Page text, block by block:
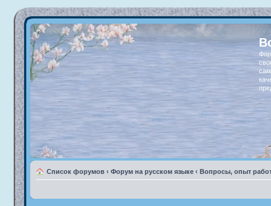
Список форумов ‹ Форум на русском языке ‹ Вопросы, опыт